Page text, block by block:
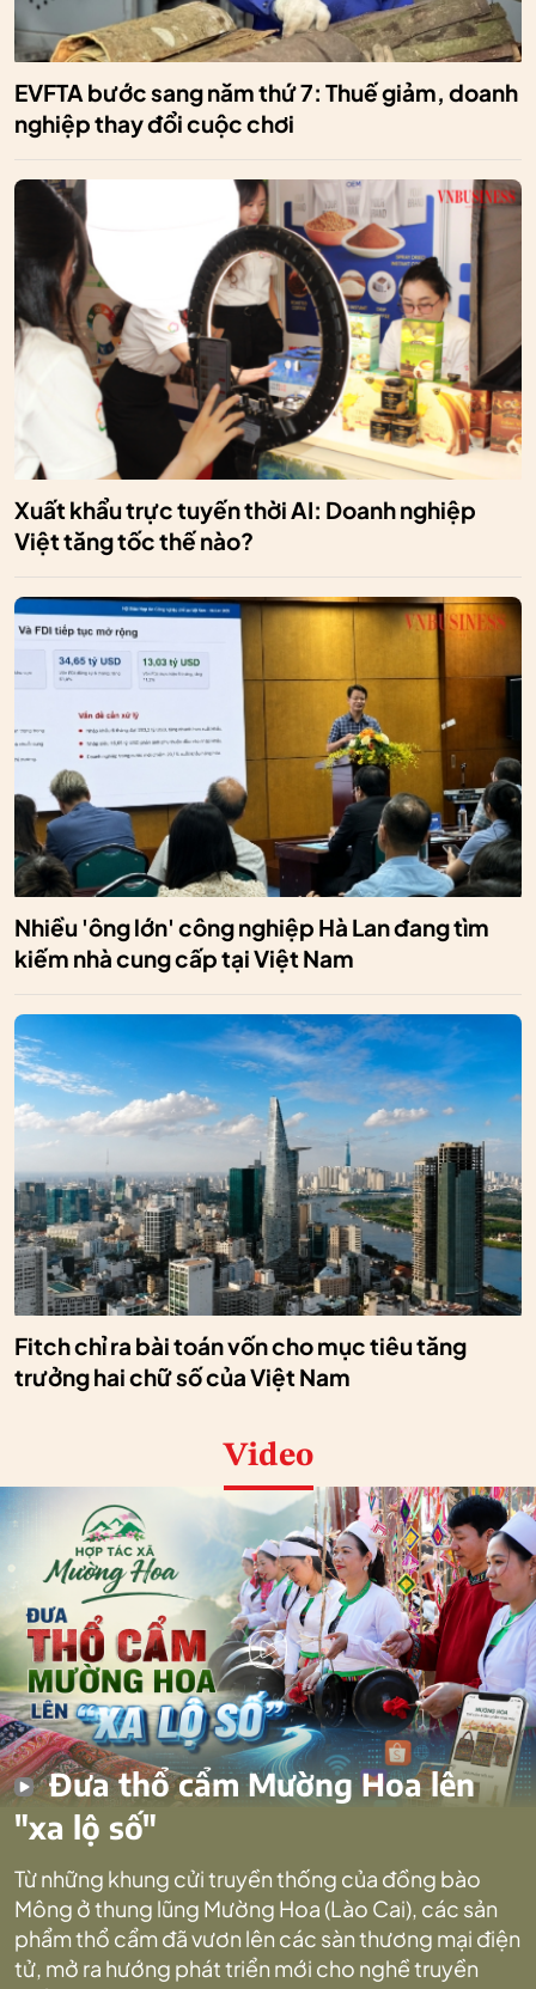
EVFTA bước sang năm thứ 7: Thuế giảm, doanh
nghiệp thay đổi cuộc chơi
Xuất khẩu trực tuyến thời AI: Doanh nghiệp
Việt tăng tốc thế nào?
Nhiều 'ông lớn' công nghiệp Hà Lan đang tìm
kiếm nhà cung cấp tại Việt Nam
Fitch chỉ ra bài toán vốn cho mục tiêu tăng
trưởng hai chữ số của Việt Nam
Video
Đưa thổ cẩm Mường Hoa lên
"xa lộ số"
Từ những khung cửi truyền thống của đồng bào
Mông ở thung lũng Mường Hoa (Lào Cai), các sản
phẩm thổ cẩm đã vươn lên các sàn thương mại điện
tử, mở ra hướng phát triển mới cho nghề truyền